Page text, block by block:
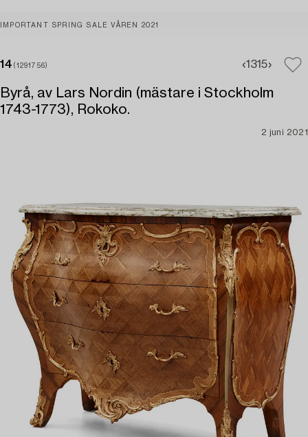
IMPORTANT SPRING SALE VÅREN 2021
14 (1291756) 1315
Byrå, av Lars Nordin (mästare i Stockholm
1743-1773), Rokoko.
2 juni 2021